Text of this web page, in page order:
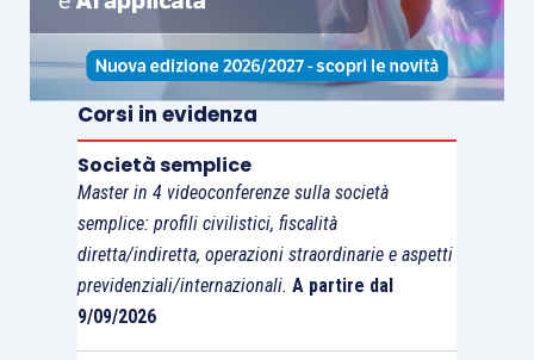
Corsi in evidenza
Società semplice
Master in 4 videoconferenze sulla società
semplice: profili civilistici, fiscalità
diretta/indiretta, operazioni straordinarie e aspetti
previdenziali/internazionali. A partire dal
9/09/2026